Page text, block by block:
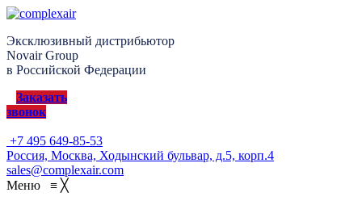
Эксклюзивный дистрибьютор
Novair Group
в Российской Федерации
Заказать
звонок
+7 495 649-85-53
Россия, Москва, Ходынский бульвар, д.5, корп.4
sales@complexair.com
Меню ≡ ╳